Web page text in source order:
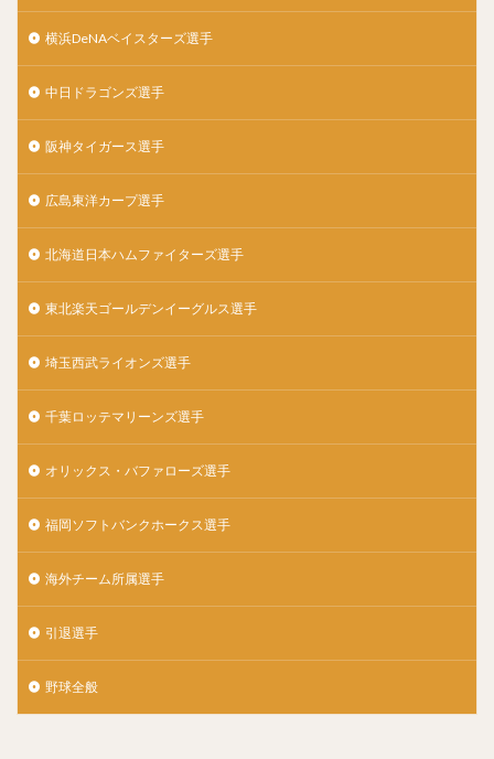
横浜DeNAベイスターズ選手
中日ドラゴンズ選手
阪神タイガース選手
広島東洋カープ選手
北海道日本ハムファイターズ選手
東北楽天ゴールデンイーグルス選手
埼玉西武ライオンズ選手
千葉ロッテマリーンズ選手
オリックス・バファローズ選手
福岡ソフトバンクホークス選手
海外チーム所属選手
引退選手
野球全般